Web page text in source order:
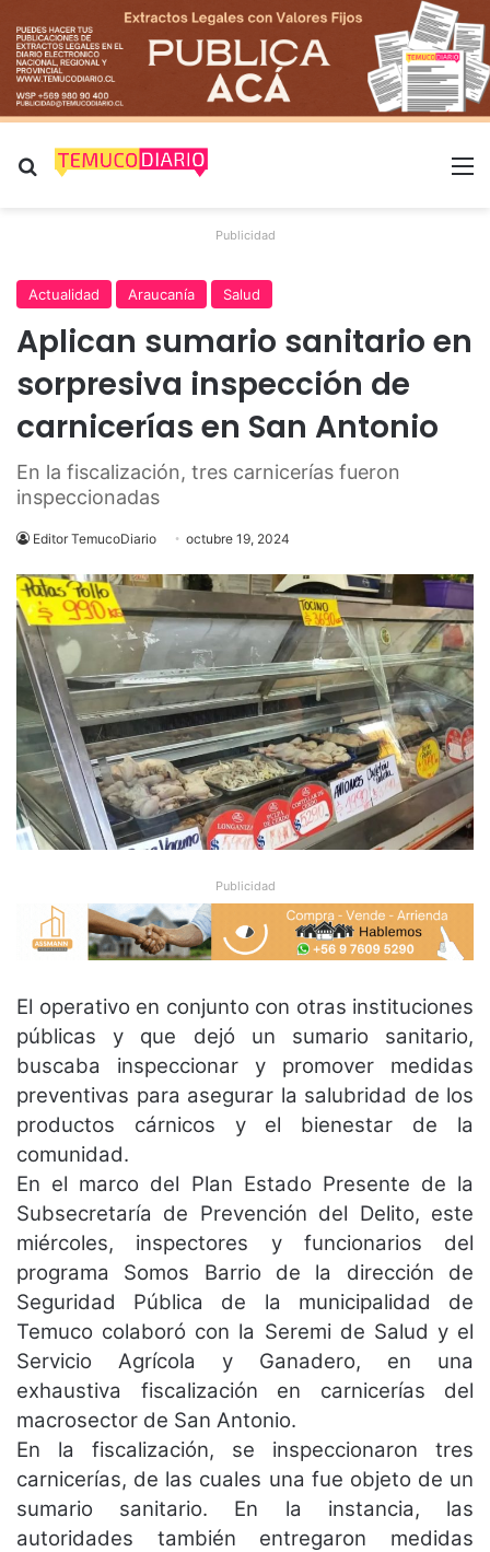
Buscar por
Publicidad
Actualidad Araucanía Salud
Aplican sumario sanitario en
sorpresiva inspección de
carnicerías en San Antonio
En la fiscalización, tres carnicerías fueron
inspeccionadas
Editor TemucoDiario octubre 19, 2024
Publicidad
El operativo en conjunto con otras instituciones
públicas y que dejó un sumario sanitario,
buscaba inspeccionar y promover medidas
preventivas para asegurar la salubridad de los
productos cárnicos y el bienestar de la
comunidad.
En el marco del Plan Estado Presente de la
Subsecretaría de Prevención del Delito, este
miércoles, inspectores y funcionarios del
programa Somos Barrio de la dirección de
Seguridad Pública de la municipalidad de
Temuco colaboró con la Seremi de Salud y el
Servicio Agrícola y Ganadero, en una
exhaustiva fiscalización en carnicerías del
macrosector de San Antonio.
En la fiscalización, se inspeccionaron tres
carnicerías, de las cuales una fue objeto de un
sumario sanitario. En la instancia, las
autoridades también entregaron medidas